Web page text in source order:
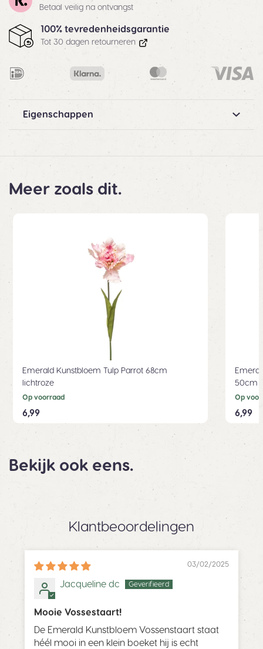
Betaal veilig na ontvangst
100% tevredenheidsgarantie
Tot 30 dagen retourneren
Eigenschappen
Meer zoals dit.
Emerald Kunstbloem Tulp Parrot 68cm
lichtroze
Op voorraad
6,99
50cm
Op
6,99
Bekijk ook eens.
Klantbeoordelingen
03/02/2025
Jacqueline dc
Mooie Vossestaart!
De Emerald Kunstbloem Vossenstaart staat
héél mooi in een klein boeket hij is echt